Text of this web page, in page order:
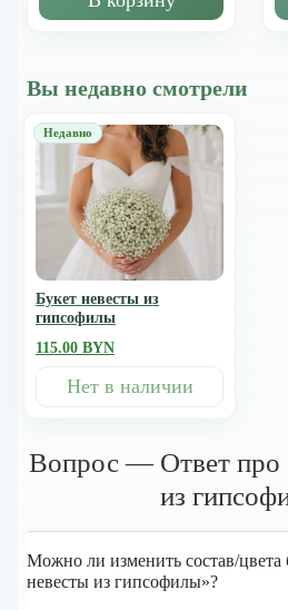
Вы недавно смотрели
Букет невесты из
гипсофилы
115.00 BYN
Нет в наличии
Вопрос — Ответ про
из
Можно ли изменить состав/цвета
невесты из гипсофилы»?